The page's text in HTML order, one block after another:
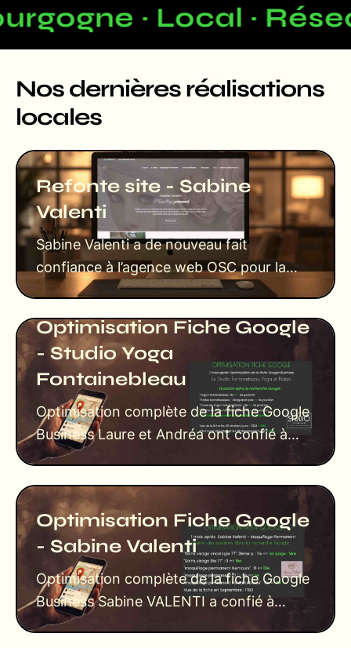
· Local ·
Nos dernières réalisations
locales
Refonte site - Sabine
Valenti
Sabine Valenti a de nouveau fait
confiance à l’agence web OSC pour la
refonte complète de son site vitrine. Elle
Optimisation Fiche Google
- Studio Yoga
Fontainebleau
Optimisation complète de la fiche Google
Business Laure et Andréa ont confié à
l’agence web OSC l’optimisation
Optimisation Fiche Google
- Sabine Valenti
Optimisation complète de la fiche Google
Business Sabine VALENTI a confié à
l’agence web OSC l’optimisation complète